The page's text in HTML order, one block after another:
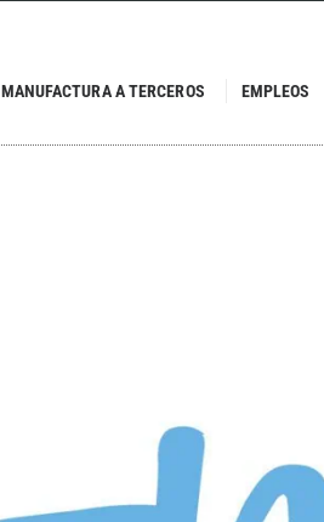
MANUFACTURA A TERCEROS EMPLEOS